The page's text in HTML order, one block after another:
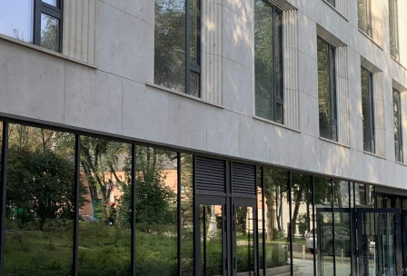
Застройщик продаёт нежилое помещение в ЖК «TITUL на
Дом построен.
Удобное расположение на первой лини в престижном ЦАО.
Панорамное остекление. Современная инженерия. Свободная
планировка. Потолки 4 м. Отдельные входы. Помещения под
отделку.
Прямой подъезд с Садового кольца, Бол. Якиманки, Бол.
Ордынки. Обжитой микрорайон у метро.
Может быть использовано под ритейл, представительский
офис или для проживания как апартамент!
Безусловно в помещении будут востребованные такие